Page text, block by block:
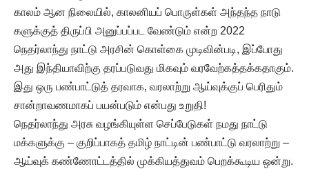
காலம் ஆன நிலையில், காலனியப் பொருள்கள் அந்தந்த நாடு
களுக்குத் திருப்பி அனுப்பப்பட வேண்டும் என்ற 2022
நெதர்லாந்து நாட்டு அரசின் கொள்கை முடிவின்படி, இப்போது
அது இந்தியாவிற்கு தரப்படுவது மிகவும் வரவேற்கத்தக்கதாகும்.
இது ஒரு பண்பாட்டுத் தரவாக, வரலாற்று ஆய்வுக்குப் பெரிதும்
சான்றாவணமாகப் பயன்படும் என்பது உறுதி!
நெதர்லாந்து அரசு வழங்கியுள்ள செப்பேடுகள் நமது நாட்டு
மக்களுக்கு – குறிப்பாகத் தமிழ் நாட்டின் பண்பாட்டு வரலாற்று –
ஆய்வுக் கண்ணோட்டத்தில் முக்கியத்துவம் பெறக்கூடிய ஒன்று.